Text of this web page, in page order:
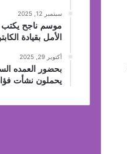
سبتمبر 12, 2025
موسم ناجح يكتب
الأمل بقيادة
أكتوبر 29, 2025
بحضور العمده
يحملون نشأت